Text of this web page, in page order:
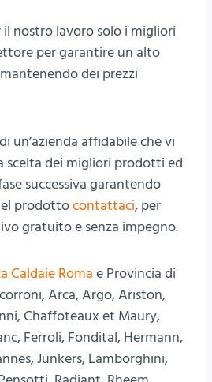
nostro lavoro solo i migliori
per garantire un alto
dei prezzi
un’azienda affidabile che vi
scelta dei migliori prodotti ed
successiva garantendo
prodottocontattaci, per
gratuito e senza impegno.
Caldaie Romae Provincia di
Arca, Argo, Ariston,
Chaffoteaux et Maury,
Ferroli, Fondital, Hermann,
Junkers, Lamborghini,